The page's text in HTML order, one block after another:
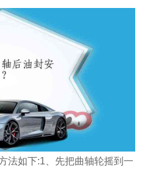
法如下:1、先把曲轴轮摇到一